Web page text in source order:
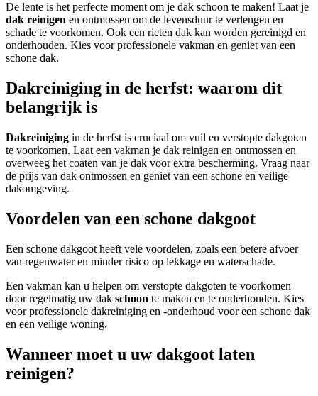
De lente is het perfecte moment om je dak schoon te maken! Laat je
dak reinigen en ontmossen om de levensduur te verlengen en
schade te voorkomen. Ook een rieten dak kan worden gereinigd en
onderhouden. Kies voor professionele vakman en geniet van een
schone dak.
Dakreiniging in de herfst: waarom dit
belangrijk is
Dakreiniging in de herfst is cruciaal om vuil en verstopte dakgoten
te voorkomen. Laat een vakman je dak reinigen en ontmossen en
overweeg het coaten van je dak voor extra bescherming. Vraag naar
de prijs van dak ontmossen en geniet van een schone en veilige
dakomgeving.
Voordelen van een schone dakgoot
Een schone dakgoot heeft vele voordelen, zoals een betere afvoer
van regenwater en minder risico op lekkage en waterschade.
Een vakman kan u helpen om verstopte dakgoten te voorkomen
door regelmatig uw dak schoon te maken en te onderhouden. Kies
voor professionele dakreiniging en -onderhoud voor een schone dak
en een veilige woning.
Wanneer moet u uw dakgoot laten
reinigen?